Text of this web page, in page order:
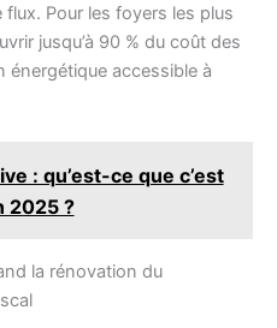
flux. Pour les foyers les plus
jusqu’à 90 % du coût des
énergétique accessible à
: qu’est-ce que c’est
2025 ?
la rénovation du